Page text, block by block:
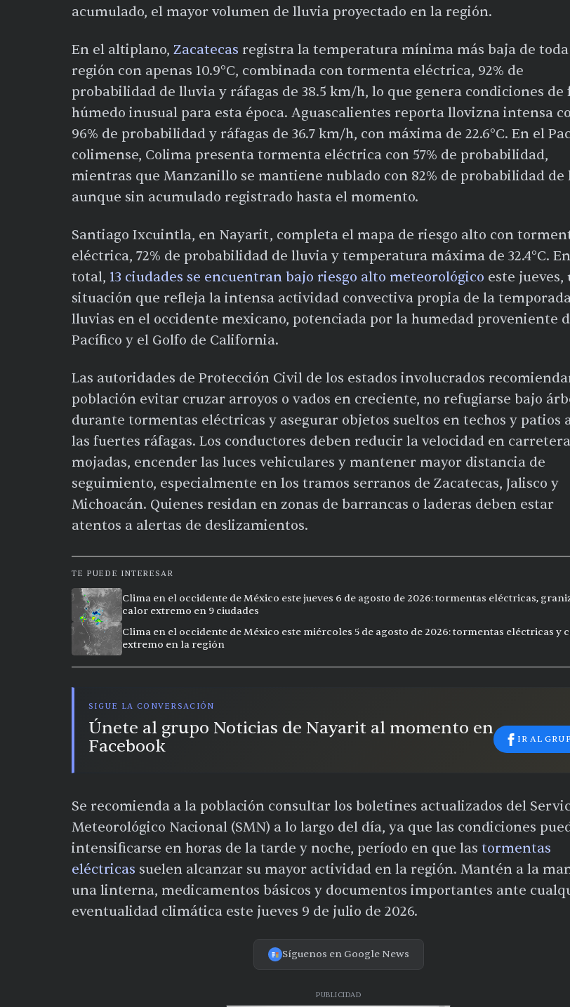
acumulado, el mayor volumen de lluvia proyectado en la región.
En el altiplano, Zacatecas registra la temperatura mínima más baja de
región con apenas 10.9°C, combinada con tormenta eléctrica, 92% de
probabilidad de lluvia y ráfagas de 38.5 km/h, lo que genera condiciones de
húmedo inusual para esta época. Aguascalientes reporta llovizna intensa
96% de probabilidad y ráfagas de 36.7 km/h, con máxima de 22.6°C. En el
colimense, Colima presenta tormenta eléctrica con 57% de probabilidad,
mientras que Manzanillo se mantiene nublado con 82% de probabilidad de
aunque sin acumulado registrado hasta el momento.
Santiago Ixcuintla, en Nayarit, completa el mapa de riesgo alto con
eléctrica, 72% de probabilidad de lluvia y temperatura máxima de 32.4°C. En
total, 13 ciudades se encuentran bajo riesgo alto meteorológico este jueves,
situación que refleja la intensa actividad convectiva propia de la
lluvias en el occidente mexicano, potenciada por la humedad proveniente
Pacífico y el Golfo de California.
Las autoridades de Protección Civil de los estados involucrados
población evitar cruzar arroyos o vados en creciente, no refugiarse bajo
durante tormentas eléctricas y asegurar objetos sueltos en techos y patios
las fuertes ráfagas. Los conductores deben reducir la velocidad en
mojadas, encender las luces vehiculares y mantener mayor distancia de
seguimiento, especialmente en los tramos serranos de Zacatecas, Jalisco y
Michoacán. Quienes residan en zonas de barrancas o laderas deben estar
atentos a alertas de deslizamientos.
TE PUEDE INTERESAR
Clima en el occidente de México este jueves 6 de agosto de 2026: tormentas eléctricas,
calor extremo en 9 ciudades
Clima en el occidente de México este miércoles 5 de agosto de 2026: tormentas eléctricas y
extremo en la región
SIGUE LA CONVERSACIÓN
Únete al grupo Noticias de Nayarit al momento en
Facebook
IR AL
Se recomienda a la población consultar los boletines actualizados del
Meteorológico Nacional (SMN) a lo largo del día, ya que las condiciones
intensificarse en horas de la tarde y noche, período en que las tormentas
eléctricas suelen alcanzar su mayor actividad en la región. Mantén a la
una linterna, medicamentos básicos y documentos importantes ante
eventualidad climática este jueves 9 de julio de 2026.
Síguenos en Google News
PUBLICIDAD